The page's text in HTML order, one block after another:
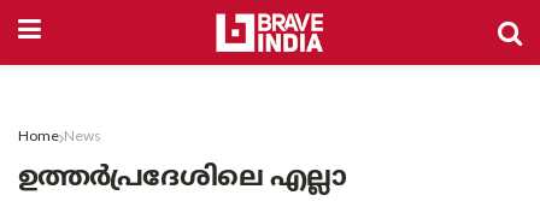
Home News
ഉത്തർപ്രദേശിലെ എല്ലാ